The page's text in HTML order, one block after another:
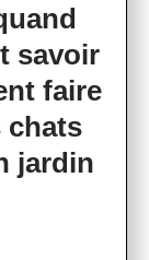
savoir
faire
chats
jardin